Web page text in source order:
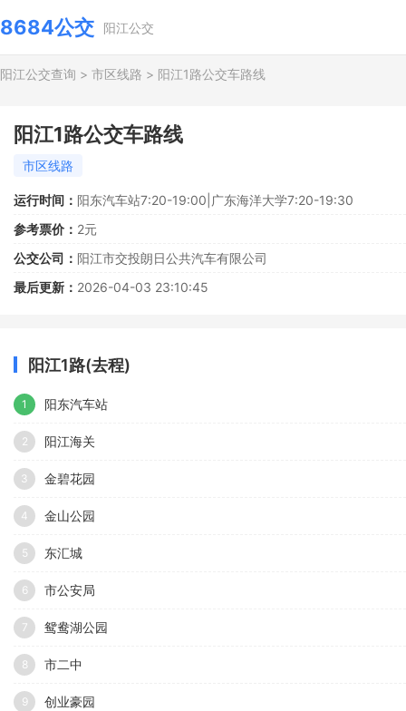
8684公交 阳江公交
阳江公交查询 > 市区线路 > 阳江1路公交车路线
阳江1路公交车路线
市区线路
运行时间： 阳东汽车站7:20-19:00|广东海洋大学7:20-19:30
参考票价： 2元
公交公司： 阳江市交投朗日公共汽车有限公司
最后更新： 2026-04-03 23:10:45
阳江1路(去程)
1 阳东汽车站
2 阳江海关
3 金碧花园
4 金山公园
5 东汇城
6 市公安局
7 鸳鸯湖公园
8 市二中
9 创业豪园